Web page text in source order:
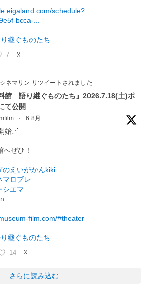
schedule?
bcca-...
継ぐものたち
7 X
ネマリン リツイートされました
館 語り継ぐものたち』2026.7.18(土)ポ
て公開
· 6 8月
始⋰
へぜひ！
のえいがかんkiki
マロブレ
シエマ
film.com/#theater
継ぐものたち
14 X
さらに読み込む